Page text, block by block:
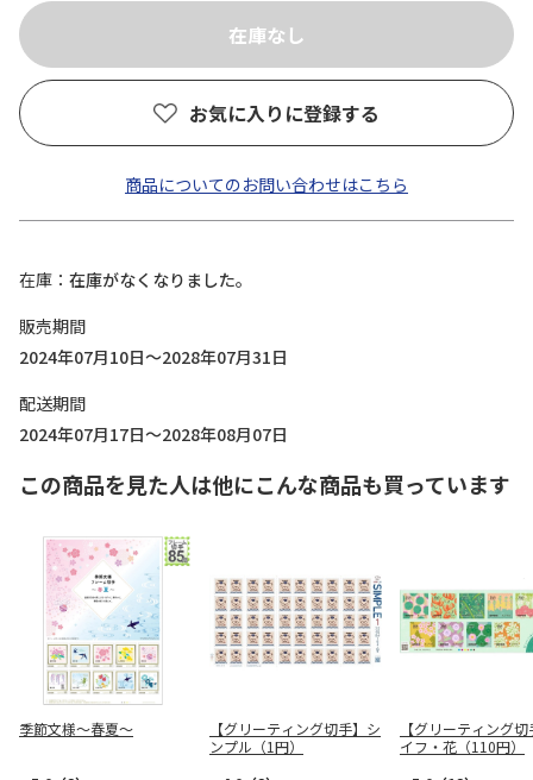
お気に入りに登録する
商品についてのお問い合わせはこちら
在庫
在庫がなくなりました。
販売期間
2024年07月10日～2028年07月31日
配送期間
2024年07月17日～2028年08月07日
この商品を見た人は他にこんな商品も買っています
季節文様～春夏～
【グリーティング切手】シ
ンプル（1円）
【グリーティング
イフ・花（110円）